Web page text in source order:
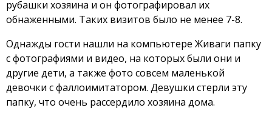
рубашки хозяина и он фотографировал их
обнаженными. Таких визитов было не менее 7-8.
Однажды гости нашли на компьютере Живаги папку
с фотографиями и видео, на которых были они и
другие дети, а также фото совсем маленькой
девочки с фаллоимитатором. Девушки стерли эту
папку, что очень рассердило хозяина дома.